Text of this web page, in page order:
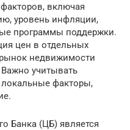
включая
уровень инфляции,
программы поддержки.
цен в отдельных
недвижимости
учитывать
факторы,
Банка (ЦБ) является